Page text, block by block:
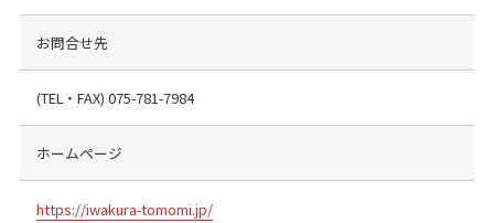
お問合せ先
(TEL・FAX) 075-781-7984
ホームページ
https://iwakura-tomomi.jp/